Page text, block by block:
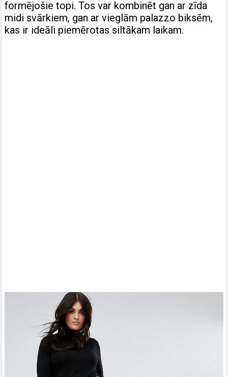
formējošie topi. Tos var kombinēt gan ar zīda
midi svārkiem, gan ar vieglām palazzo biksēm,
kas ir ideāli piemērotas siltākam laikam.